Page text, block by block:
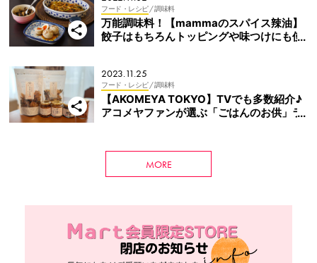
フード・レシピ/ 調味料
万能調味料！【mammaのスパイス辣油】
餃子はもちろんトッピングや味つけにも使
2023.11.25
フード・レシピ/ 調味料
【AKOMEYA TOKYO】TVでも多数紹介♪
アコメヤファンが選ぶ「ごはんのお供」ラ
MORE